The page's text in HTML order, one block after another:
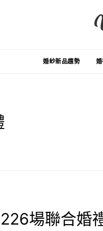
婚紗新品趨勢
場聯合婚